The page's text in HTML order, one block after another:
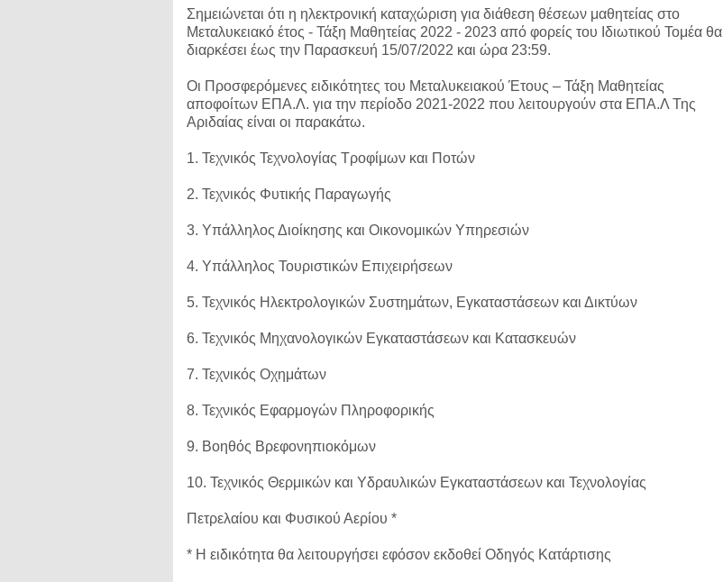
Σημειώνεται ότι η ηλεκτρονική καταχώριση για διάθεση θέσεων μαθητείας στο
Μεταλυκειακό έτος - Τάξη Μαθητείας 2022 - 2023 από φορείς του Ιδιωτικού Τομέα θα
διαρκέσει έως την Παρασκευή 15/07/2022 και ώρα 23:59.
Οι Προσφερόμενες ειδικότητες του Μεταλυκειακού Έτους – Τάξη Μαθητείας
αποφοίτων ΕΠΑ.Λ. για την περίοδο 2021-2022 που λειτουργούν στα ΕΠΑ.Λ Της
Αριδαίας είναι οι παρακάτω.
1. Τεχνικός Τεχνολογίας Τροφίμων και Ποτών
2. Τεχνικός Φυτικής Παραγωγής
3. Υπάλληλος Διοίκησης και Οικονομικών Υπηρεσιών
4. Υπάλληλος Τουριστικών Επιχειρήσεων
5. Τεχνικός Ηλεκτρολογικών Συστημάτων, Εγκαταστάσεων και Δικτύων
6. Τεχνικός Μηχανολογικών Εγκαταστάσεων και Κατασκευών
7. Τεχνικός Οχημάτων
8. Τεχνικός Εφαρμογών Πληροφορικής
9. Βοηθός Βρεφονηπιοκόμων
10. Τεχνικός Θερμικών και Υδραυλικών Εγκαταστάσεων και Τεχνολογίας
Πετρελαίου και Φυσικού Αερίου *
* Η ειδικότητα θα λειτουργήσει εφόσον εκδοθεί Οδηγός Κατάρτισης